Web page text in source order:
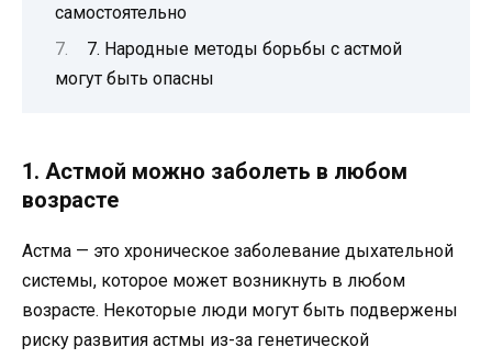
самостоятельно
7. Народные методы борьбы с астмой
могут быть опасны
1. Астмой можно заболеть в любом
возрасте
Астма — это хроническое заболевание дыхательной
системы, которое может возникнуть в любом
возрасте. Некоторые люди могут быть подвержены
риску развития астмы из-за генетической